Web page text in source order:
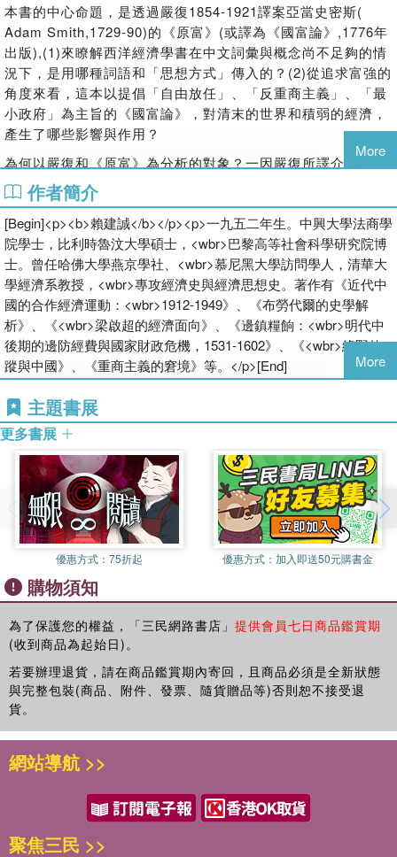
本書的中心命題，是透過嚴復1854-1921譯案亞當史密斯(
Adam Smith,1729-90)的《原富》(或譯為《國富論》,1776年
出版),(1)來瞭解西洋經濟學書在中文詞彙與概念尚不足夠的情
況下， 是用哪種詞語和「思想方式」傳入的？(2)從追求富強的
角度來看，這本以提倡「自由放任」、「反重商主義」
、「最
小政府」為主旨的《國富論》，對清末的世界和積弱的經濟，
產生了哪些影響與作用？
為何以嚴復和《原富》為分析的對象？一因嚴復所譯介的西方
學說， 對清末知識界產生了廣泛的影響；二因《國富論》
洋經濟思想史上有其絕對的開創性地位。這本名著在中國近代
思想啟蒙的階段，透過「譯文雖美、而義轉歧」的節譯和豐富
的暗語，不論從中國經濟學史或思想史的角度來看，都有顯著
的意義。
More
作者簡介
[Begin]<p><b>賴建誠</b></p><p>一九五二年生。中興大學法商學
院學士，比利時魯汶大學碩士，<wbr>巴黎高等社會科學研究院博
士。曾任哈佛大學燕京學社、<wbr>慕尼黑大學訪問學人，清華大
學經濟系教授，<wbr>專攻經濟史與經濟思想史。著作有《近代中
國的合作經濟運動：<wbr>1912-1949》、《布勞代爾的史學解
析》、《<wbr>梁啟超的經濟面向》、《邊鎮糧餉：<wbr>明代中
後期的邊防經費與國家財政危機，1531-1602》、《<wbr>綠野仙
蹤與中國》、《重商主義的窘境》等。</p>[End]
More
主題書展
更多書展
優惠方式： 75折起 優惠方式： 加入即送50元購書金
購物須知
為了保護您的權益，「三民網路書店」 提供會員七日商品鑑賞期
(收到商品為起始日)。
若要辦理退貨，請在商品鑑賞期內寄回，且商品必須是全新狀態
與完整包裝(商品、附件、發票、隨貨贈品等)否則恕不接受退
貨。
網站導航 >>
聚焦三民 >>